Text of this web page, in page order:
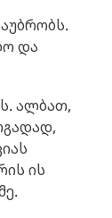
და
ალბათ,
ის